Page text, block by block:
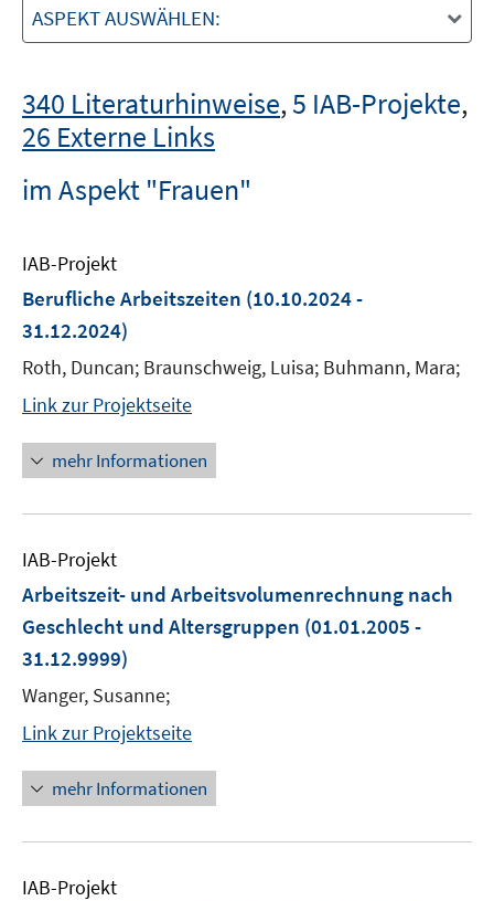
ASPEKT AUSWÄHLEN:
340 Literaturhinweise,5 IAB-Projekte,
26 Externe Links
im Aspekt "Frauen"
IAB-Projekt
Berufliche Arbeitszeiten (10.10.2024 -
31.12.2024)
Roth, Duncan; Braunschweig, Luisa; Buhmann, Mara;
Link zur Projektseite
mehr Informationen
IAB-Projekt
Arbeitszeit- und Arbeitsvolumenrechnung nach
Geschlecht und Altersgruppen (01.01.2005 -
31.12.9999)
Wanger, Susanne;
Link zur Projektseite
mehr Informationen
IAB-Projekt